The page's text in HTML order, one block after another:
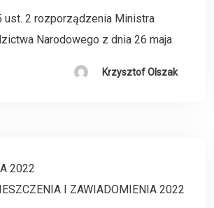
ust. 2 rozporządzenia Ministra
Narodowego z dnia 26 maja
Krzysztof Olszak
2022
I ZAWIADOMIENIA 2022